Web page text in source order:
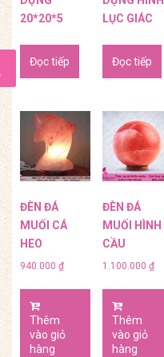
20*20*5
Đọc tiếp
LỤC GIÁC
Đọc tiếp
ĐÈN ĐÁ
MUỐI CÁ
HEO
940.000 ₫
Thêm
vào giỏ
hàng
ĐÈN ĐÁ
MUỐI HÌNH
CẦU
1.100.000 ₫
Thêm
vào giỏ
hàng